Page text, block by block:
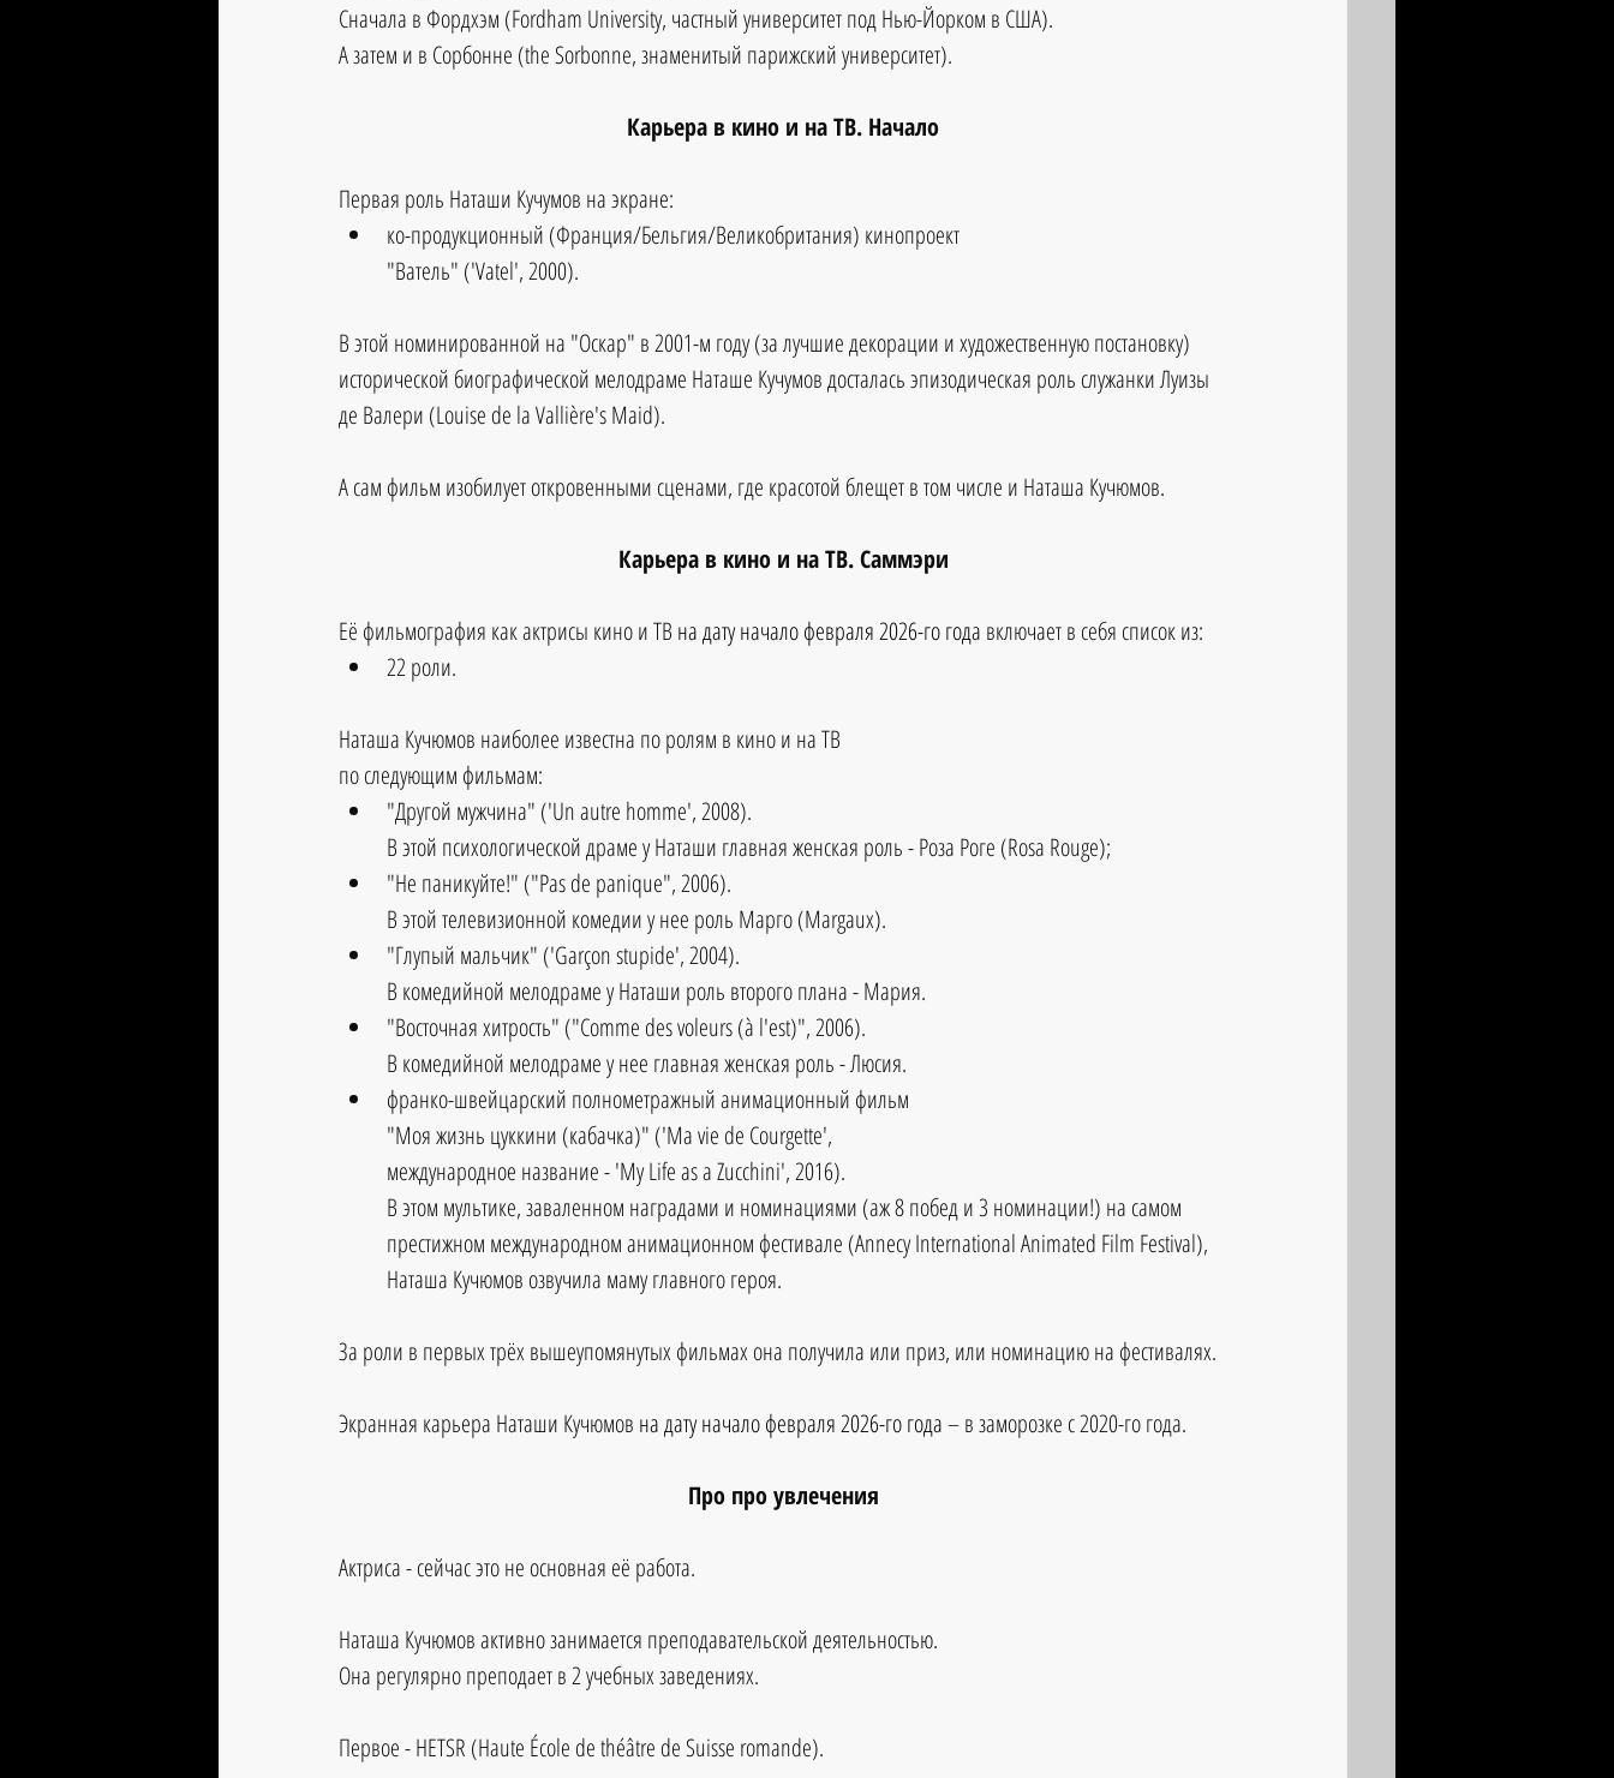
Сначала в Фордхэм (Fordham University, частный университет под Нью-Йорком в США).
А затем и в Сорбонне (the Sorbonne, знаменитый парижский университет).
Карьера в кино и на ТВ. Начало
Первая роль Наташи Кучумов на экране:
ко-продукционный (Франция/Бельгия/Великобритания) кинопроект
"Ватель" ('Vatel', 2000).
В этой номинированной на "Оскар" в 2001-м году (за лучшие декорации и художественную постановку)
исторической биографической мелодраме Наташе Кучумов досталась эпизодическая роль служанки Луизы
де Валери (Louise de la Vallière's Maid).
А сам фильм изобилует откровенными сценами, где красотой блещет в том числе и Наташа Кучюмов.
Карьера в кино и на ТВ. Саммэри
Её фильмография как актрисы кино и ТВ на дату начало февраля 2026-го года включает в себя список из:
22 роли.
Наташа Кучюмов наиболее известна по ролям в кино и на ТВ
по следующим фильмам:
"Другой мужчина" ('Un autre homme', 2008).
В этой психологической драме у Наташи главная женская роль - Роза Роге (Rosa Rouge);
"Не паникуйте!" ("Pas de panique", 2006).
В этой телевизионной комедии у нее роль Марго (Margaux).
"Глупый мальчик" ('Garçon stupide', 2004).
В комедийной мелодраме у Наташи роль второго плана - Мария.
"Восточная хитрость" ("Comme des voleurs (à l'est)", 2006).
В комедийной мелодраме у нее главная женская роль - Люсия.
франко-швейцарский полнометражный анимационный фильм
"Моя жизнь цуккини (кабачка)" ('Ma vie de Courgette',
международное название - 'My Life as a Zucchini', 2016).
В этом мультике, заваленном наградами и номинациями (аж 8 побед и 3 номинации!) на самом
престижном международном анимационном фестивале (Annecy International Animated Film Festival),
Наташа Кучюмов озвучила маму главного героя.
За роли в первых трёх вышеупомянутых фильмах она получила или приз, или номинацию на фестивалях.
Экранная карьера Наташи Кучюмов на дату начало февраля 2026-го года – в заморозке с 2020-го года.
Про про увлечения
Актриса - сейчас это не основная её работа.
Наташа Кучюмов активно занимается преподавательской деятельностью.
Она регулярно преподает в 2 учебных заведениях.
Первое - HETSR (Haute École de théâtre de Suisse romande).